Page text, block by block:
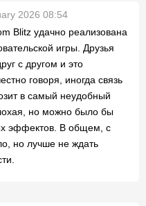
2026 08:54
Blitz удачно реализована
игры. Друзья
с другом и это
говоря, иногда связь
в самый неудобный
но можно было бы
эффектов. В общем, с
но лучше не ждать